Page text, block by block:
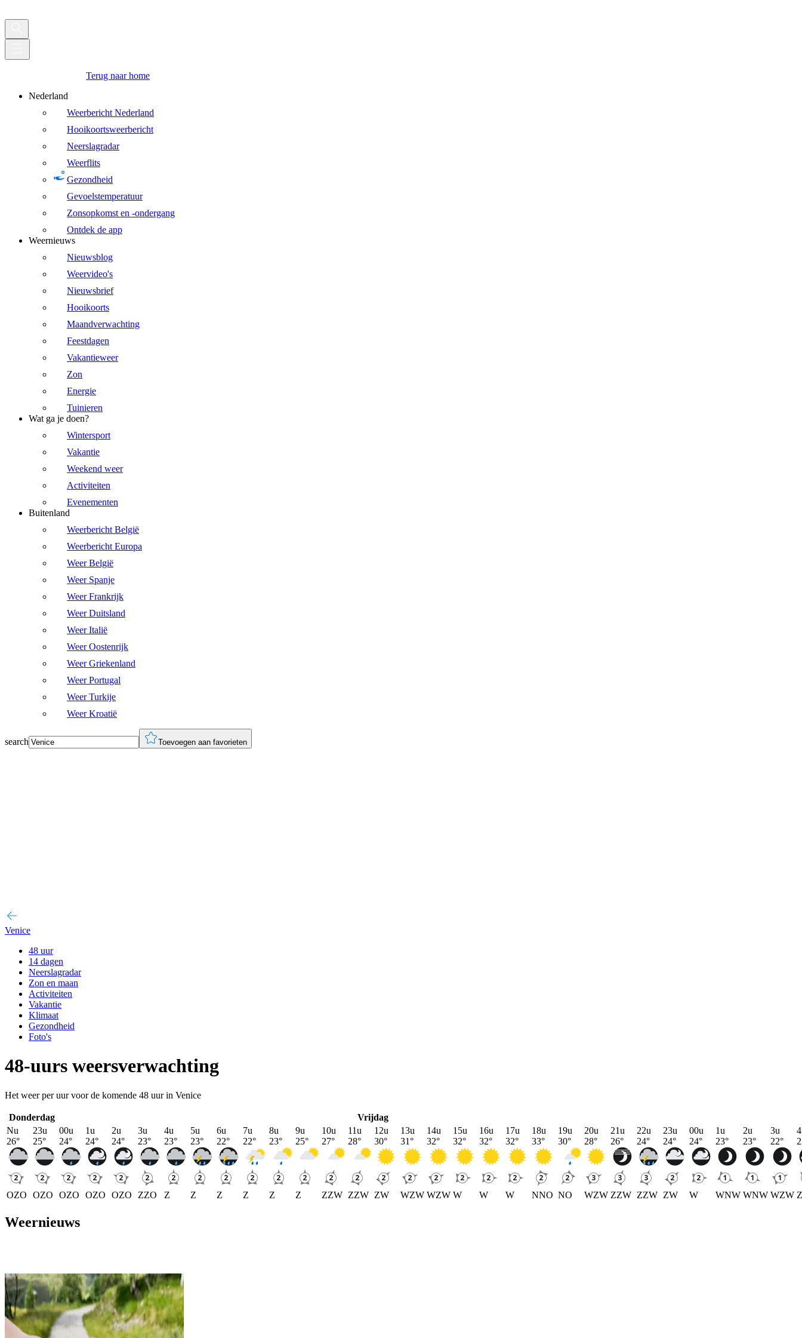
Terug naar home
Nederland
Weerbericht Nederland
Hooikoortsweerbericht
Neerslagradar
Weerflits
Gezondheid
Gevoelstemperatuur
Zonsopkomst en -ondergang
Ontdek de app
Weernieuws
Nieuwsblog
Weervideo's
Nieuwsbrief
Hooikoorts
Maandverwachting
Feestdagen
Vakantieweer
Zon
Energie
Tuinieren
Wat ga je doen?
Wintersport
Vakantie
Weekend weer
Activiteiten
Evenementen
Buitenland
Weerbericht België
Weerbericht Europa
Weer België
Weer Spanje
Weer Frankrijk
Weer Duitsland
Weer Italië
Weer Oostenrijk
Weer Griekenland
Weer Portugal
Weer Turkije
Weer Kroatië
search Toevoegen aan favorieten
Venice
48 uur
14 dagen
Neerslagradar
Zon en maan
Activiteiten
Vakantie
Klimaat
Gezondheid
Foto's
48-uurs weersverwachting
Het weer per uur voor de komende 48 uur in Venice
Donderdag
Vrijdag
Nu
26°
OZO
23u
25°
OZO
00u
24°
OZO
1u
24°
OZO
2u
24°
OZO
3u
23°
ZZO
4u
23°
Z
5u
23°
Z
6u
22°
Z
7u
22°
Z
8u
23°
Z
9u
25°
Z
10u
27°
ZZW
11u
28°
ZZW
12u
30°
ZW
13u
31°
WZW
14u
32°
WZW
15u
32°
W
16u
32°
W
17u
32°
W
18u
33°
NNO
19u
30°
NO
20u
28°
WZW
21u
26°
ZZW
22u
24°
ZZW
23u
24°
ZW
00u
24°
W
1u
23°
WNW
2u
23°
WNW
3u
22°
WZW
Weernieuws